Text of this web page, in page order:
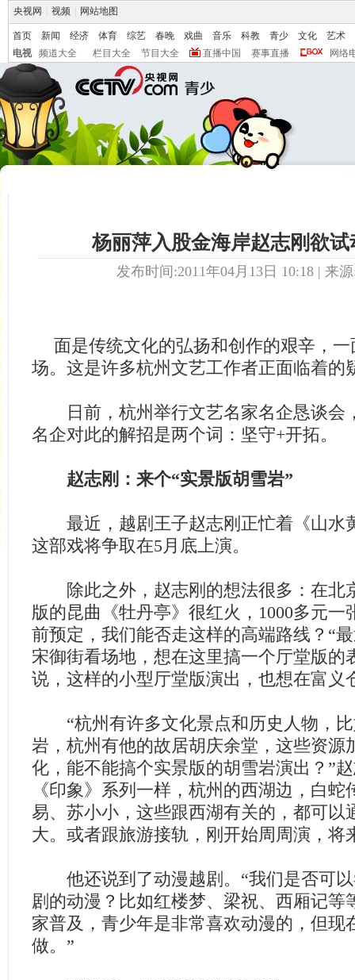
央视网 视频 网站地图
首页 新闻 经济 体育 综艺 春晚 戏曲 音乐 科教 青少 文化
艺术
电视
频道大全 栏目大全 节目大全 直播中国 赛事直播 网络
杨丽萍入股金海岸赵志刚欲试
发布时间:2011年04月13日 10:18 | 来
面是传统文化的弘扬和创作的艰辛，
场。这是许多杭州文艺工作者正面临着的
日前，杭州举行文艺名家名企恳谈会
名企对此的解招是两个词：坚守+开拓。
赵志刚：来个“实景版胡雪岩”
最近，越剧王子赵志刚正忙着《山水
这部戏将争取在5月底上演。
除此之外，赵志刚的想法很多：在北
版的昆曲《牡丹亭》很红火，1000多元一
前预定，我们能否走这样的高端路线？“
宋御街看场地，想在这里搞一个厅堂版的
说，这样的小型厅堂版演出，也想在富义
“杭州有许多文化景点和历史人物，比
岩，杭州有他的故居胡庆余堂，这些资源
化，能不能搞个实景版的胡雪岩演出？”
《印象》系列一样，杭州的西湖边，白蛇
易、苏小小，这些跟西湖有关的，都可以
大。或者跟旅游接轨，刚开始周周演，将
他还说到了动漫越剧。“我们是否可以
剧的动漫？比如红楼梦、梁祝、西厢记等
家普及，青少年是非常喜欢动漫的，但现
做。”